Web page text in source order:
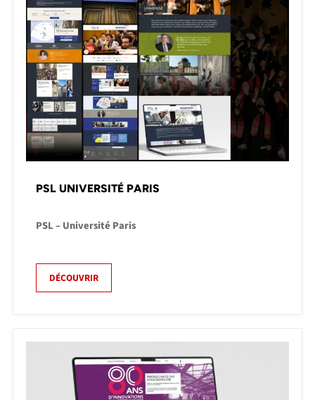
PSL UNIVERSITÉ PARIS
PSL – Université Paris
DÉCOUVRIR